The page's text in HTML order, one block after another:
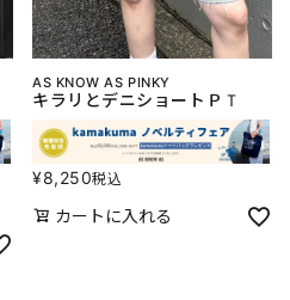
AS KNOW AS PINKY
キラリとデニショートＰＴ
¥8,250税込
カートに入れる